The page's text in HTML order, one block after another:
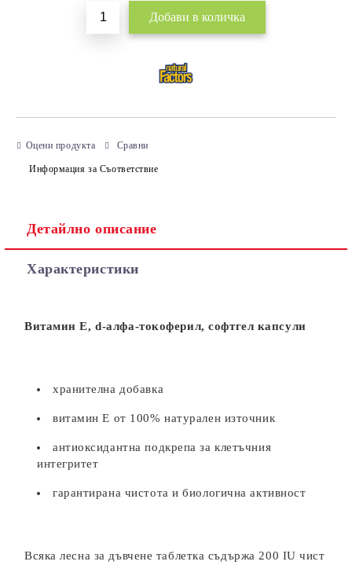
Оцени продукта Сравни
Информация за Съответствие
Детайлно описание
Характеристики
Витамин E,d-алфа-токоферил,софтгел капсули
хранителна добавка
витамин Е от 100% натурален източник
антиоксидантна подкрепа за клетъчния
интегритет
гарантирана чистота и биологична активност
Всяка лесна за дъвчене таблетка съдържа 200 IU чист